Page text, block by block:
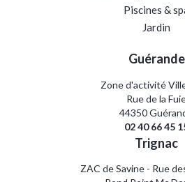
Piscines &
Jardin
Guérande
Zone d'activité
Rue de la
44350
02 40 66 45
Trignac
ZAC de Savine - Rue